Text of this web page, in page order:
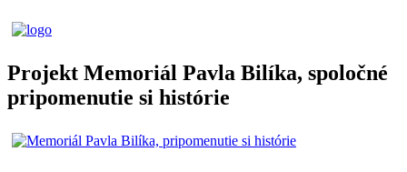
Projekt Memoriál Pavla Bilíka, spoločné
pripomenutie si histórie